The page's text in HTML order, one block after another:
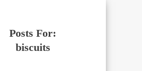
Posts For:
biscuits